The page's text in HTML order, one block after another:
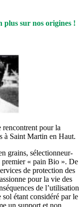
plus sur nos origines !
rencontrent pour la
à Saint Martin en Haut.
grains, sélectionneur-
premier « pain Bio ». De
de protection des
pour la vie des
de l’utilisation
étant considéré par le
un support et non